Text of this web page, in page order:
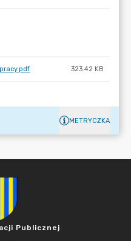
323.42 KB
METRYCZKA
Publicznej